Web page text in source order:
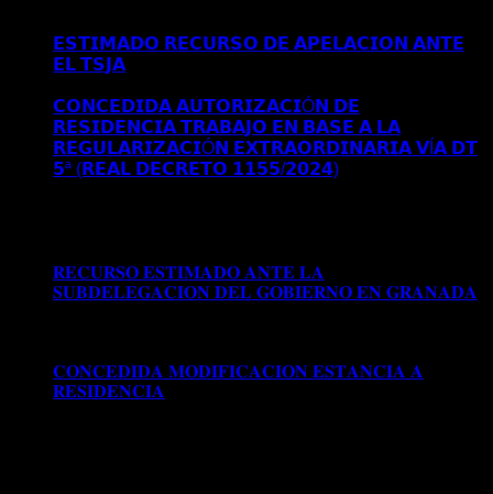
𝗘𝗦𝗧𝗜𝗠𝗔𝗗𝗢 𝗥𝗘𝗖𝗨𝗥𝗦𝗢 𝗗𝗘 𝗔𝗣𝗘𝗟𝗔𝗖𝗜𝗢𝗡 𝗔𝗡𝗧𝗘
𝗘𝗟 𝗧𝗦𝗝𝗔
𝗖𝗢𝗡𝗖𝗘𝗗𝗜𝗗𝗔 𝗔𝗨𝗧𝗢𝗥𝗜𝗭𝗔𝗖𝗜Ó𝗡 𝗗𝗘
𝗥𝗘𝗦𝗜𝗗𝗘𝗡𝗖𝗜𝗔 𝗧𝗥𝗔𝗕𝗔𝗝𝗢 𝗘𝗡 𝗕𝗔𝗦𝗘 𝗔 𝗟𝗔
𝗥𝗘𝗚𝗨𝗟𝗔𝗥𝗜𝗭𝗔𝗖𝗜Ó𝗡 𝗘𝗫𝗧𝗥𝗔𝗢𝗥𝗗𝗜𝗡𝗔𝗥𝗜𝗔 𝗩Í𝗔 𝗗𝗧
𝟱ª (𝗥𝗘𝗔𝗟 𝗗𝗘𝗖𝗥𝗘𝗧𝗢 𝟭𝟭𝟱𝟱/𝟮𝟬𝟮𝟰)
𝐑𝐄𝐂𝐔𝐑𝐒𝐎 𝐄𝐒𝐓𝐈𝐌𝐀𝐃𝐎 𝐀𝐍𝐓𝐄 𝐋𝐀
𝐒𝐔𝐁𝐃𝐄𝐋𝐄𝐆𝐀𝐂𝐈𝐎𝐍 𝐃𝐄𝐋 𝐆𝐎𝐁𝐈𝐄𝐑𝐍𝐎 𝐄𝐍 𝐆𝐑𝐀𝐍𝐀𝐃𝐀
𝐂𝐎𝐍𝐂𝐄𝐃𝐈𝐃𝐀 𝐌𝐎𝐃𝐈𝐅𝐈𝐂𝐀𝐂𝐈𝐎𝐍 𝐄𝐒𝐓𝐀𝐍𝐂𝐈𝐀 𝐀
𝐑𝐄𝐒𝐈𝐃𝐄𝐍𝐂𝐈𝐀